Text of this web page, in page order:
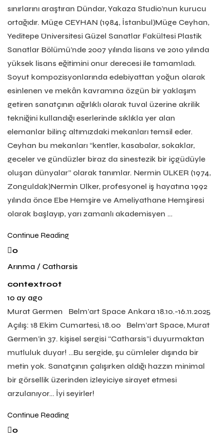
sınırlarını araştıran Dündar, Yakaza Studio’nun kurucu
ortağıdır. Müge CEYHAN (1984, İstanbul)Müge Ceyhan,
Yeditepe Üniversitesi Güzel Sanatlar Fakültesi Plastik
Sanatlar Bölümü’nde 2007 yılında lisans ve 2010 yılında
yüksek lisans eğitimini onur derecesi ile tamamladı.
Soyut kompozisyonlarında edebiyattan yoğun olarak
esinlenen ve mekân kavramına özgün bir yaklaşım
getiren sanatçının ağırlıklı olarak tuval üzerine akrilik
tekniğini kullandığı eserlerinde sıklıkla yer alan
elemanlar bilinç altımızdaki mekanları temsil eder.
Ceyhan bu mekanları “kentler, kasabalar, sokaklar,
geceler ve gündüzler biraz da sinestezik bir içgüdüyle
oluşan dünyalar” olarak tanımlar. Nermin ÜLKER (1974,
Zonguldak)Nermin Ülker, profesyonel iş hayatına 1992
yılında önce Ebe Hemşire ve Ameliyathane Hemşiresi
olarak başlayıp, yarı zamanlı akademisyen …
Continue Reading
0
Arınma / Catharsis
contextroot
10 ay ago
Murat Germen Belm’art Space Ankara 18.10.-16.11.2025
Açılış: 18 Ekim Cumartesi, 18.00 Belm’art Space, Murat
Germen’in 37. kişisel sergisi “Catharsis”i duyurmaktan
mutluluk duyar! …Bu sergide, şu cümleler dışında bir
metin yok. Sanatçının çalışırken aldığı hazzın minimal
bir görsellik üzerinden izleyiciye sirayet etmesi
arzulanıyor… İyi seyirler!
Continue Reading
0